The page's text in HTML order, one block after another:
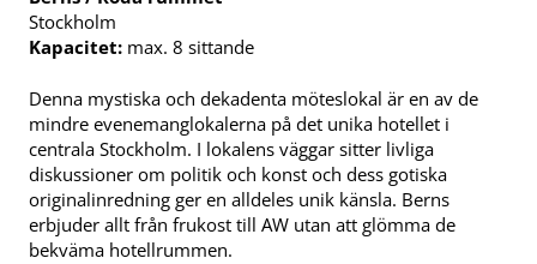
Stockholm
Kapacitet: max. 8 sittande
Denna mystiska och dekadenta möteslokal är en av de
mindre evenemanglokalerna på det unika hotellet i
centrala Stockholm. I lokalens väggar sitter livliga
diskussioner om politik och konst och dess gotiska
originalinredning ger en alldeles unik känsla. Berns
erbjuder allt från frukost till AW utan att glömma de
bekväma hotellrummen.